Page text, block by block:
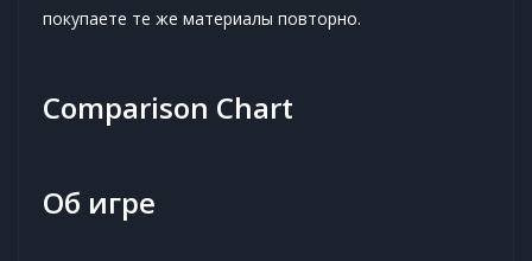
покупаете те же материалы повторно.
Comparison Chart
Об игре